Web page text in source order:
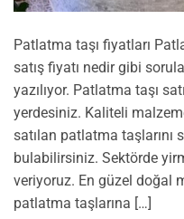
Patlatma taşı fiyatları
satış fiyatı nedir gibi
yazılıyor. Patlatma taşı
yerdesiniz. Kaliteli
satılan patlatma taşlarını
bulabilirsiniz. Sektörde
veriyoruz. En güzel doğal
patlatma taşlarına […]